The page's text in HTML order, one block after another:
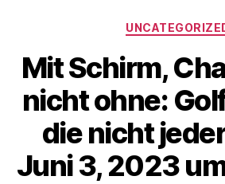
Deine
für
Mit Schirm,
nicht ohne:
die nicht
Juni 3, 2023